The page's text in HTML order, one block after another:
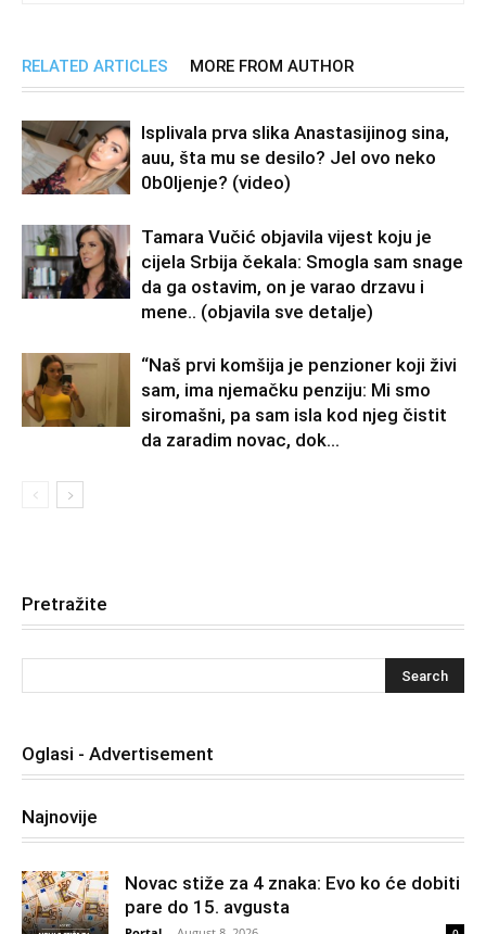
RELATED ARTICLES MORE FROM AUTHOR
Isplivala prva slika Anastasijinog sina,
auu, šta mu se desilo? Jel ovo neko
0b0Ijenje? (video)
Tamara Vučić objavila vijest koju je
cijela Srbija čekala: Smogla sam snage
da ga ostavim, on je varao drzavu i
mene.. (objavila sve detalje)
“Naš prvi komšija je penzioner koji živi
sam, ima njemačku penziju: Mi smo
siromašni, pa sam isla kod njeg čistit
da zaradim novac, dok...
Pretražite
Oglasi - Advertisement
Najnovije
Novac stiže za 4 znaka: Evo ko će dobiti
pare do 15. avgusta